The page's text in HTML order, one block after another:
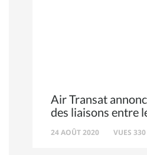
Air Transat
des liaisons entre
24 AOÛT 2020 VUES 330